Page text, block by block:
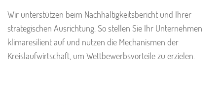
Wir unterstützen beim Nachhaltigkeitsbericht und Ihrer
strategischen Ausrichtung. So stellen Sie Ihr Unternehmen
klimaresilient auf und nutzen die Mechanismen der
Kreislaufwirtschaft, um Wettbewerbsvorteile zu erzielen.